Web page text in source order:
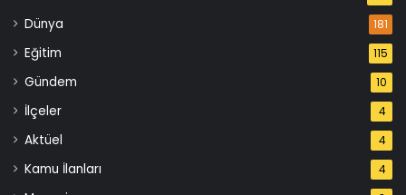
Dünya 181
Eğitim 115
Gündem 10
İlçeler 4
Aktüel 4
Kamu İlanları 4